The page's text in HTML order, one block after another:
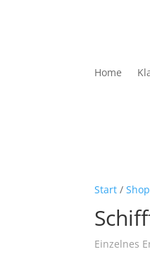
Home
Start /Shop
Einzelnes